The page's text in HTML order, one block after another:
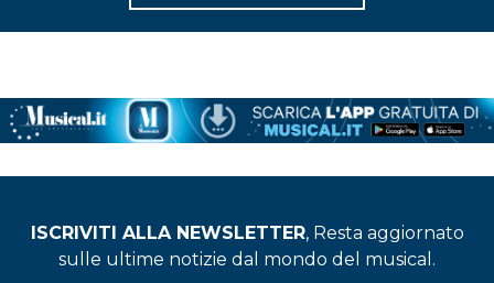
ISCRIVITI ALLA NEWSLETTER, Resta aggiornato
sulle ultime notizie dal mondo del musical.